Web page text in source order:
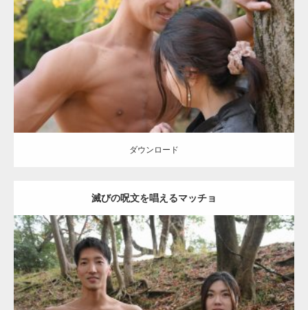
Category:公園のマッチョ その他 AKIHITO(細マッチョ) 大胸筋 肩 腹
筋
ダウンロード
滅びの呪文を唱えるマッチョ
Update:2021.07.8
Category:公園のマッチョ その他 AKIHITO(細マッチョ) 大胸筋 腹筋
【YouTube】マッチョフリー素材メンバーが
ギネス世界記録…
【TV】TBS番組「ひるおび」にてマッスルプ
ラスが紹介されま…
TOKYO FMラジオ番組「ONE MORNING」
で紹介さ…